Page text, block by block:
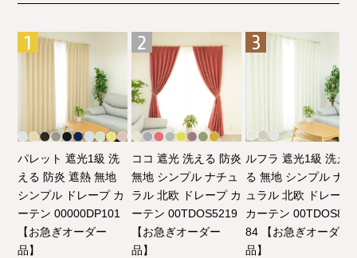
パレット 遮光1級 洗
える 防炎 遮熱 無地
シンプル ドレープ カ
ーテン 00000DP101
【お急ぎオーダー
品】
ココ 遮光 洗える 防炎
無地 シンプル ナチュ
ラル 北欧 ドレープ カ
ーテン 00TDOS5219
【お急ぎオーダー
品】
ルフラ 遮光1級 洗え
る 無地 シンプル ナチ
ュラル 北欧 ドレープ
カーテン 00TDOS80
84 【お急ぎオーダー
品】